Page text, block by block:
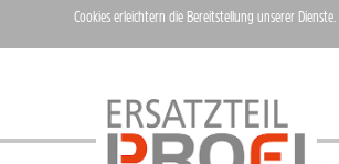
Cookies erleichtern die Bereitstellung unserer